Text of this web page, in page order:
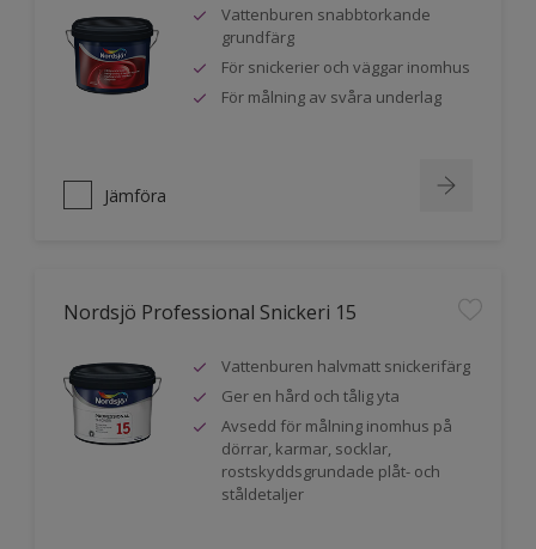
Vattenburen snabbtorkande
grundfärg
För snickerier och väggar inomhus
För målning av svåra underlag
Jämföra
Nordsjö Professional Snickeri 15
Vattenburen halvmatt snickerifärg
Ger en hård och tålig yta
Avsedd för målning inomhus på
dörrar, karmar, socklar,
rostskyddsgrundade plåt- och
ståldetaljer